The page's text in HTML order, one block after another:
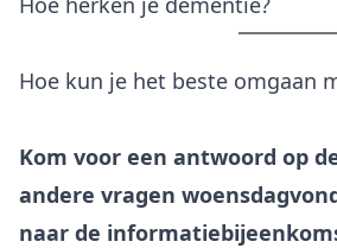
Hoe kun je het beste omgaan
Kom voor een antwoord op
andere vragen
naar de